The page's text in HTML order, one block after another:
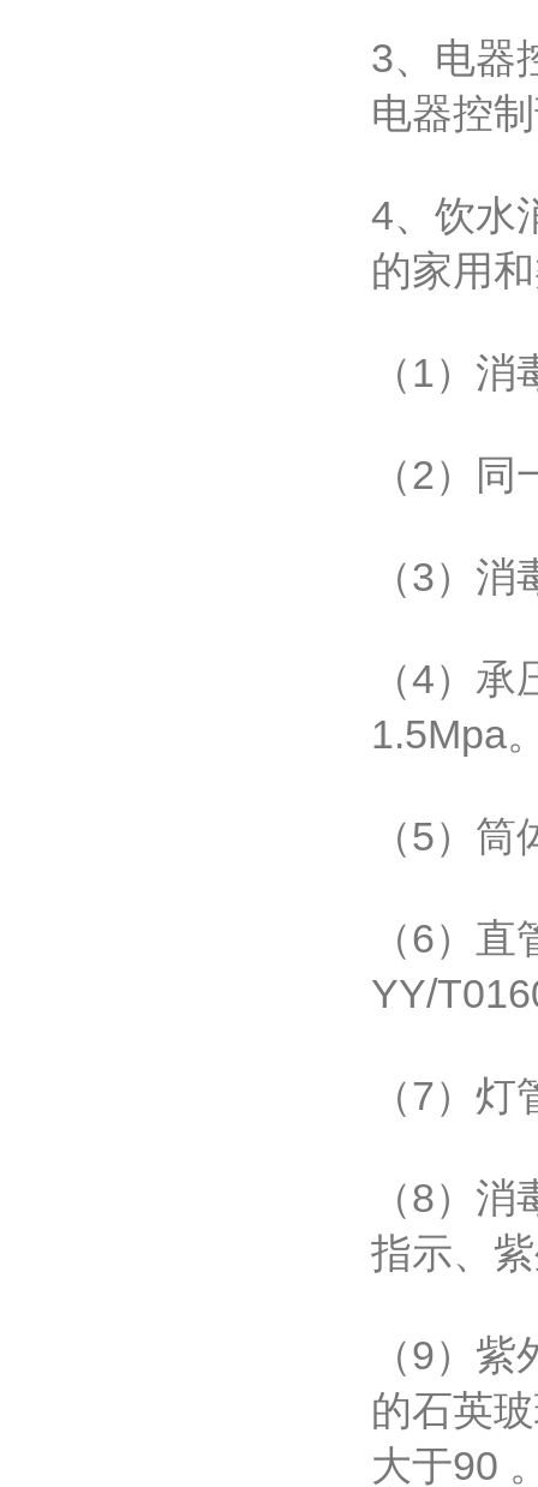
3、电器
电器控
4、饮水
的家用
（1）
（2）
（3）
（4）
1.5Mpa
（5）
（6）
YY/
（7）
（8）
指示、
（9）
的石英
大于90